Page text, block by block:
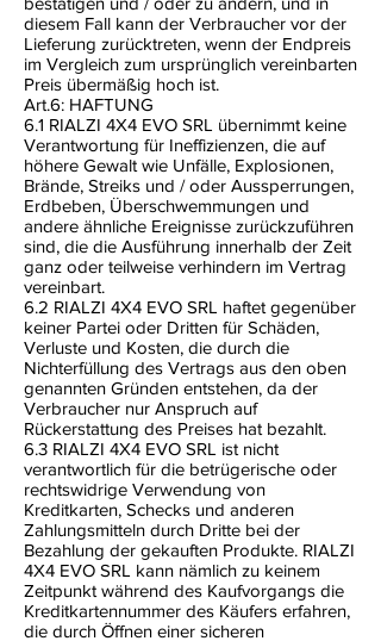
diesem Fall kann der Verbraucher vor der
Lieferung zurücktreten, wenn der Endpreis
im Vergleich zum ursprünglich vereinbarten
Preis übermäßig hoch ist.
Art.6: HAFTUNG
6.1 RIALZI 4X4 EVO SRL übernimmt keine
Verantwortung für Ineffizienzen, die auf
höhere Gewalt wie Unfälle, Explosionen,
Brände, Streiks und / oder Aussperrungen,
Erdbeben, Überschwemmungen und
andere ähnliche Ereignisse zurückzuführen
sind, die die Ausführung innerhalb der Zeit
ganz oder teilweise verhindern im Vertrag
vereinbart.
6.2 RIALZI 4X4 EVO SRL haftet gegenüber
keiner Partei oder Dritten für Schäden,
Verluste und Kosten, die durch die
Nichterfüllung des Vertrags aus den oben
genannten Gründen entstehen, da der
Verbraucher nur Anspruch auf
Rückerstattung des Preises hat bezahlt.
6.3 RIALZI 4X4 EVO SRL ist nicht
verantwortlich für die betrügerische oder
rechtswidrige Verwendung von
Kreditkarten, Schecks und anderen
Zahlungsmitteln durch Dritte bei der
Bezahlung der gekauften Produkte. RIALZI
4X4 EVO SRL kann nämlich zu keinem
Zeitpunkt während des Kaufvorgangs die
Kreditkartennummer des Käufers erfahren,
die durch Öffnen einer sicheren